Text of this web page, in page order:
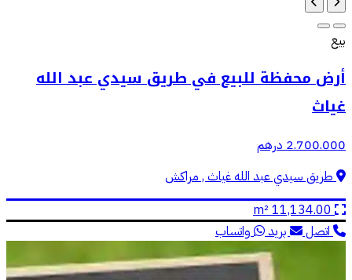
بيع
أرض محفظة للبيع في طريق سيدي عبد الله
غياث
2.700.000 درهم
طريق سيدي عبد الله غياث , مراكش
11,134.00 m²
اتصل
بريد واتساب